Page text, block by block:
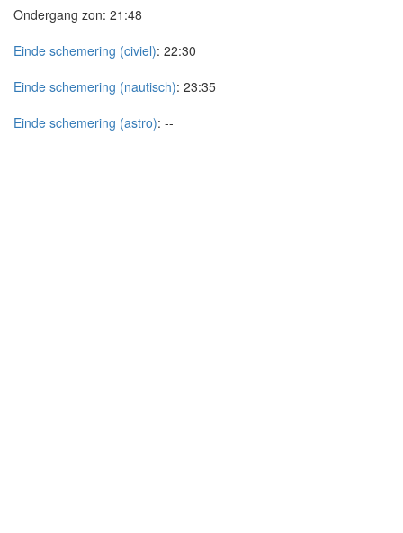
Ondergang zon: 21:48
Einde schemering (civiel): 22:30
Einde schemering (nautisch): 23:35
Einde schemering (astro): --